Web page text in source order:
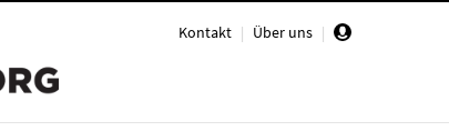
Kontakt | Über uns |